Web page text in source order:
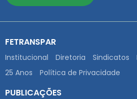
FETRANSPAR
Institucional Diretoria Sindicatos
25 Anos
Política de Privacidade
PUBLICAÇÕES